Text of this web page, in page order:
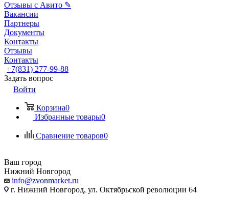
Отзывы с Авито ✎
Вакансии
Партнеры
Документы
Контакты
Отзывы
Контакты
+7(831) 277-99-88
Задать вопрос
Войти
Корзина0
Избранные товары0
Сравнение товаров0
Ваш город
Нижний Новгород
info@zvonmarket.ru
г. Нижний Новгород, ул. Октябрьской революции 64